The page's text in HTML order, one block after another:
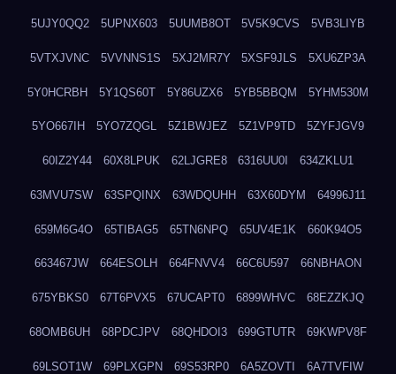
5UJY0QQ2 5UPNX603 5UUMB8OT 5V5K9CVS 5VB3LIYB
5VTXJVNC 5VVNNS1S 5XJ2MR7Y 5XSF9JLS 5XU6ZP3A
5Y0HCRBH 5Y1QS60T 5Y86UZX6 5YB5BBQM 5YHM530M
5YO667IH 5YO7ZQGL 5Z1BWJEZ 5Z1VP9TD 5ZYFJGV9
60IZ2Y44 60X8LPUK 62LJGRE8 6316UU0I 634ZKLU1
63MVU7SW 63SPQINX 63WDQUHH 63X60DYM 64996J11
659M6G4O 65TIBAG5 65TN6NPQ 65UV4E1K 660K94O5
663467JW 664ESOLH 664FNVV4 66C6U597 66NBHAON
675YBKS0 67T6PVX5 67UCAPT0 6899WHVC 68EZZKJQ
68OMB6UH 68PDCJPV 68QHDOI3 699GTUTR 69KWPV8F
69LSOT1W 69PLXGPN 69S53RP0 6A5ZOVTI 6A7TVFIW